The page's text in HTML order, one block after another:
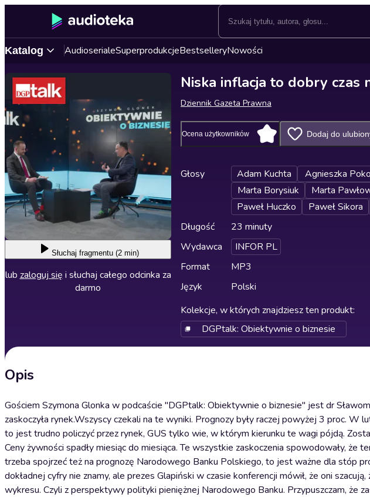
Katalog AudioserialeSuperprodukcjeBestselleryNowości
Słuchaj fragmentu (2 min)
lub zaloguj się i słuchaj całego odcinka za
darmo
Niska inflacja to dobry czas
Dziennik Gazeta Prawna
Ocena użytkowników Dodaj do
Głosy Adam Kuchta Agnieszka
Marta Borysiuk
Marta
Paweł Huczko
Paweł Sikora
Długość
23 minuty
Wydawca
INFOR PL
Format
MP3
Język
Polski
Kolekcje, w których znajdziesz ten produkt:
DGPtalk: Obiektywnie o biznesie
Opis
Gościem Szymona Glonka w podcaście "DGPtalk: Obiektywnie o biznesie" jest dr
zaskoczyła rynek.Wszyscy czekali na te wyniki. Prognozy były raczej powyżej 3 proc. W
to jest trudno policzyć przez rynek, GUS tylko wie, w którym kierunku te wagi pójdą.
Ceny żywności spadły miesiąc do miesiąca. Te wszystkie zaskoczenia spowodowały, że
trzeba spojrzeć też na prognozę Narodowego Banku Polskiego, to jest ważne dla stóp
dokładnej cyfry nie znamy, ale prezes Glapiński w czasie konferencji mówił, że oni
wykresu. Czyli z perspektywy polityki pieniężnej Narodowego Banku. Przypuszczam, że